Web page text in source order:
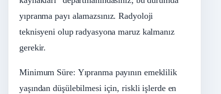
yıpranma payı alamazsınız. Radyoloji
teknisyeni olup radyasyona maruz kalmanız
gerekir.
Minimum Süre: Yıpranma payının emeklilik
yaşından düşülebilmesi için, riskli işlerde en